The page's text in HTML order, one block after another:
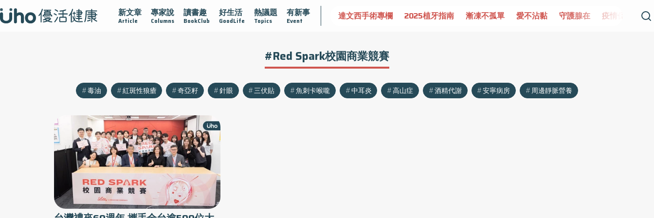
新文章
Article
專家說
Columns
讀書趣
BookClub
好生活
GoodLife
熱議題
Topics
有新事
Event
黏 守護腺在 疫情保衛戰 再生醫學 愛的未來視 認識攝護腺肥大 守護骨骼健康 達文西手術專欄 2025植牙指南 漸凍不孤單 愛不沾黏 守護腺在 疫情保衛戰
#Red Spark校園商業競賽
毒油 紅斑性狼瘡 奇亞籽 針眼 三伏貼 魚刺卡喉嚨 中耳炎 高山症 酒精代謝 安寧病房 周邊靜脈營養